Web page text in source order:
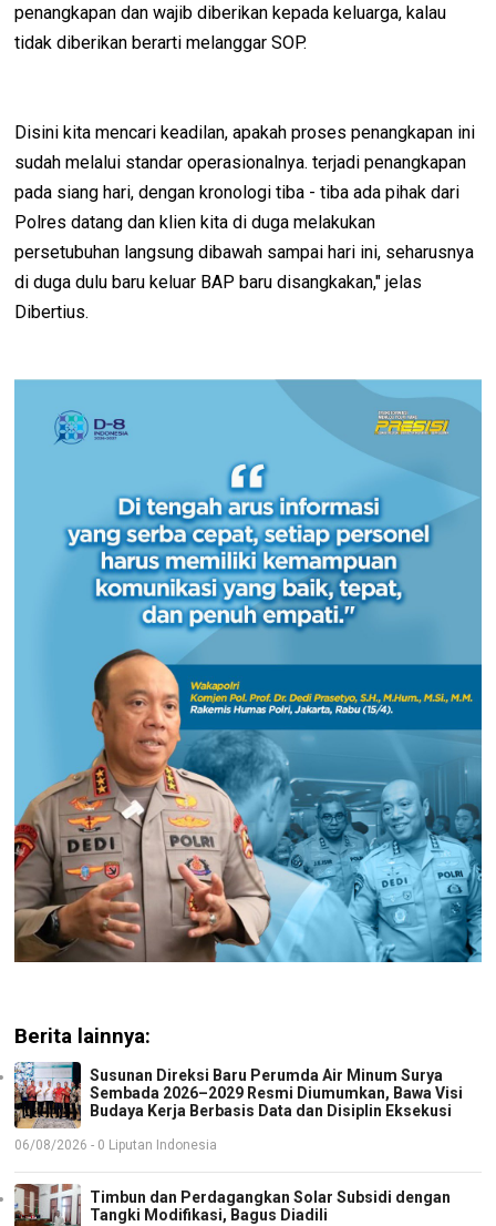
penangkapan dan wajib diberikan kepada keluarga, kalau
tidak diberikan berarti melanggar SOP.
Disini kita mencari keadilan, apakah proses penangkapan ini
sudah melalui standar operasionalnya. terjadi penangkapan
pada siang hari, dengan kronologi tiba - tiba ada pihak dari
Polres datang dan klien kita di duga melakukan
persetubuhan langsung dibawah sampai hari ini, seharusnya
di duga dulu baru keluar BAP baru disangkakan," jelas
Dibertius.
Berita lainnya:
Susunan Direksi Baru Perumda Air Minum Surya
Sembada 2026–2029 Resmi Diumumkan, Bawa Visi
Budaya Kerja Berbasis Data dan Disiplin Eksekusi
06/08/2026 - 0 Liputan Indonesia
Timbun dan Perdagangkan Solar Subsidi dengan
Tangki Modifikasi, Bagus Diadili